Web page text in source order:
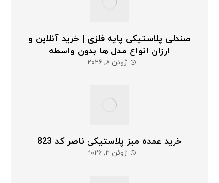
صندلی پلاستیکی پایه فلزی | خرید آنلاین و
ارزان انواع مدل ها بدون واسطه
ژوئن ۸, ۲۰۲۶
خرید عمده میز پلاستیکی ناصر کد 823
ژوئن ۳, ۲۰۲۶